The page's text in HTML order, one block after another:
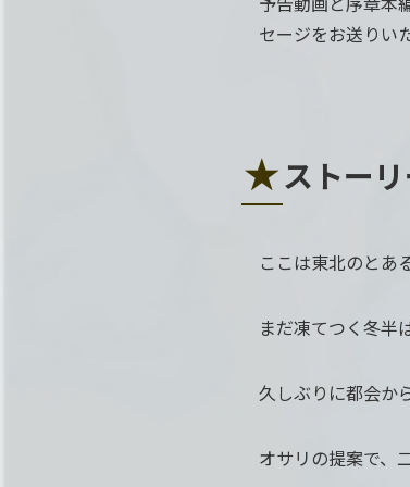
セージをお送りい
★ストー
ここは東北のとあ
まだ凍てつく冬半
久しぶりに都会か
オサリの提案で、